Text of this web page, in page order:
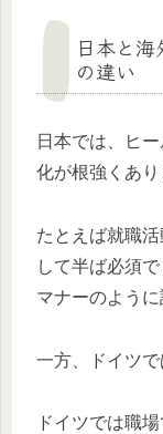
日本と
の違い
日本では、ヒー
化が根強くあり
たとえば就職
して半ば必須
マナーのように
一方、ドイツで
ドイツでは職